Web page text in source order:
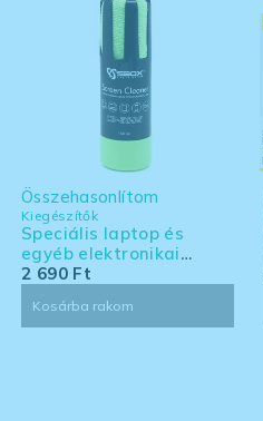
Kiegészítők
Speciális laptop és
egyéb elektronikai
eszköz tisztító készlet -
Összehasonlítom
2 690 Ft
Kosárba rakom